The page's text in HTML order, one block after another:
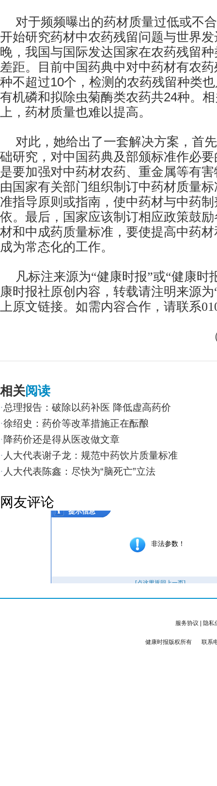
对于频频曝出的药材质量过低或不
开始研究药材中农药残留问题与世界
晚，我国与国际发达国家在农药残留
差距。目前中国药典中对中药材有农
种不超过10个，检测的农药残留种类
有机磷和拟除虫菊酶类农药共24种。
上，药材质量也难以提高。
对此，她给出了一套解决方案，首
础研究，对中国药典及部颁标准作必
是要加强对中药材农药、重金属等有
由国家有关部门组织制订中药材质量
准指导原则或指南，使中药材与中药
依。最后，国家应该制订相应政策鼓
材和中成药质量标准，要使提高中药
成为常态化的工作。
凡标注来源为“健康时报”或“健康时
康时报社原创内容，转载请注明来源
上原文链接。如需内容合作，请联系
相关阅读
·总理报告：破除以药补医 降低虚高药价
·徐绍史：药价等改革措施正在酝酿
·降药价还是得从医改做文章
· 人大代表谢子龙：规范中药饮片质量标准
· 人大代表陈鑫：尽快为“脑死亡”立法
网友评论
服务协议 隐私
健康时报版权所有 联系